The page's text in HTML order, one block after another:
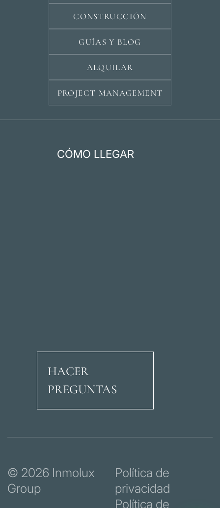
CONSTRUCCIÓN
GUÍAS Y BLOG
ALQUILAR
PROJECT MANAGEMENT
CÓMO LLEGAR
Avenida Ricardo
HACER
PREGUNTAS
© 2026 Inmolux
Group
Política de
privacidad
Política de